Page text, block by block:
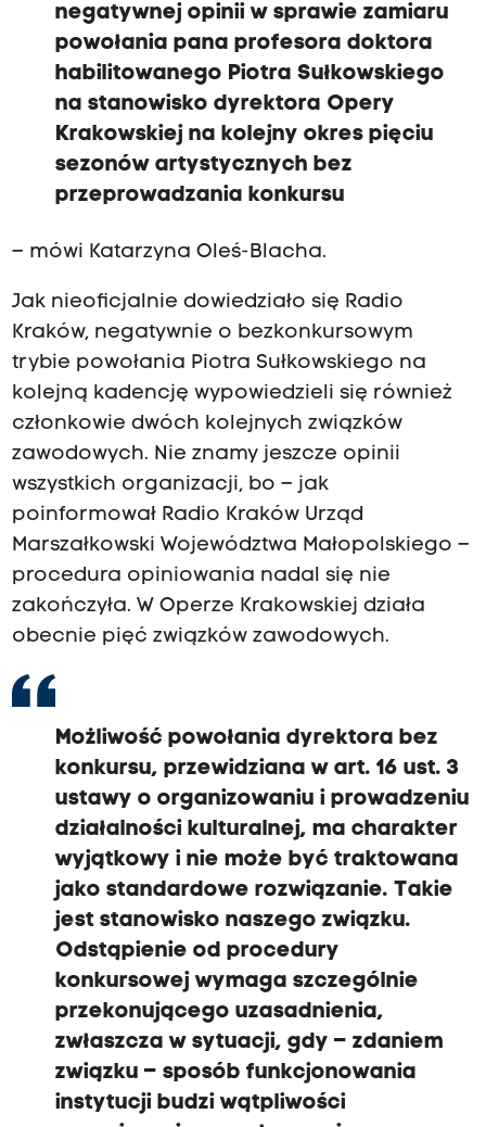
negatywnej opinii w sprawie zamiaru
powołania pana profesora doktora
habilitowanego Piotra Sułkowskiego
na stanowisko dyrektora Opery
Krakowskiej na kolejny okres pięciu
sezonów artystycznych bez
przeprowadzania konkursu
– mówi Katarzyna Oleś-Blacha.
Jak nieoficjalnie dowiedziało się Radio
Kraków, negatywnie o bezkonkursowym
trybie powołania Piotra Sułkowskiego na
kolejną kadencję wypowiedzieli się również
członkowie dwóch kolejnych związków
zawodowych. Nie znamy jeszcze opinii
wszystkich organizacji, bo – jak
poinformował Radio Kraków Urząd
Marszałkowski Województwa Małopolskiego –
procedura opiniowania nadal się nie
zakończyła. W Operze Krakowskiej działa
obecnie pięć związków zawodowych.
Możliwość powołania dyrektora bez
konkursu, przewidziana w art. 16 ust. 3
ustawy o organizowaniu i prowadzeniu
działalności kulturalnej, ma charakter
wyjątkowy i nie może być traktowana
jako standardowe rozwiązanie. Takie
jest stanowisko naszego związku.
Odstąpienie od procedury
konkursowej wymaga szczególnie
przekonującego uzasadnienia,
zwłaszcza w sytuacji, gdy – zdaniem
związku – sposób funkcjonowania
instytucji budzi wątpliwości